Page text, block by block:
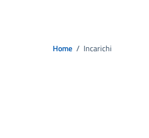
Home / Incarichi